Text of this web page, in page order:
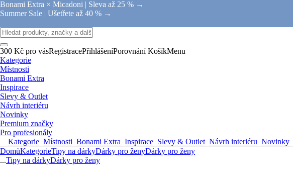
Bonami Extra × Micadoni | Sleva až 25 % →
Summer Sale | Ušetřete až 40 % →
300 Kč pro vásRegistracePřihlášeníPorovnání KošíkMenu
Kategorie
Místnosti
Bonami Extra
Inspirace
Slevy & Outlet
Návrh interiéru
Novinky
Premium značky
Pro profesionály
Kategorie Místnosti Bonami Extra Inspirace Slevy & Outlet Návrh interiéru Novinky
DomůKategorieTipy na dárkyDárky pro ženyDárky pro ženy
...Tipy na dárkyDárky pro ženy